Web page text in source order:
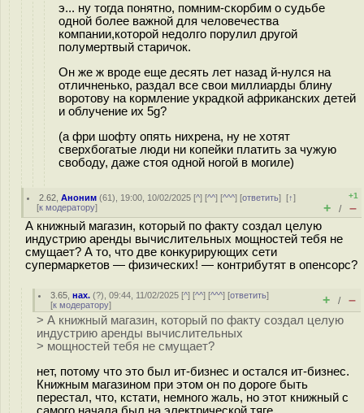
э... ну тогда понятно, помним-скорбим о судьбе
одной более важной для человечества
компании,которой недолго порулил другой
полумертвый старичок.
Он же ж вроде еще десять лет назад й-нулся на
отличненько, раздал все свои миллиарды блину
воротову на кормление украдкой африканских детей
и облучение их 5g?
(а фри шофту опять нихрена, ну не хотят
сверхбогатые люди ни копейки платить за чужую
свободу, даже стоя одной ногой в могиле)
2.62 ,Аноним (61), 19:00, 10/02/2025 [^] [^^] [^^^] [ответить][↑]
[к модератору]
+1
+ / –
А книжный магазин, который по факту создал целую
индустрию аренды вычислительных мощностей тебя не
смущает? А то, что две конкурирующих сети
супермаркетов — физических! — контрибутят в опенсорс?
3.65 ,нах. (?), 09:44, 11/02/2025 [^] [^^] [^^^] [ответить]
[к модератору] + / –
> А книжный магазин, который по факту создал целую
индустрию аренды вычислительных
> мощностей тебя не смущает?
нет, потому что это был ит-бизнес и остался ит-бизнес.
Книжным магазином при этом он по дороге быть
перестал, что, кстати, немного жаль, но этот книжный с